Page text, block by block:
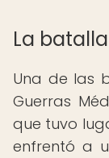
La
Una de las
Guerras
que tuvo
enfrentó a